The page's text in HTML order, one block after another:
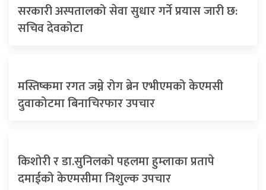
सरकारी अस्पतालको सेवा सुधार गर्ने प्रयास जारी छ:
सचिव देवकोटा
मस्तिष्कमा रगत जम्ने रोग ब्रेन एभीएमको केएमसी
दुवाकोटमा बिनाचिरफार उपचार
किशोरी र डा.सुनिलको पहलमा हुम्लाका प्रतापे
दमाईको केएमसीमा निशुल्क उपचार